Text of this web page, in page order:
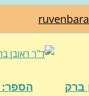
ברק הספר: